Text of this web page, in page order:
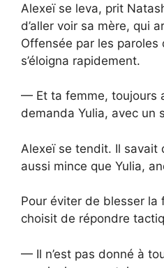
Alexeï se leva, prit
d’aller voir sa mère, qui
Offensée par les paroles
s’éloigna rapidement.
— Et ta femme, toujours
demanda Yulia, avec un
Alexeï se tendit. Il savait
aussi mince que Yulia,
Pour éviter de blesser la
choisit de répondre
— Il n’est pas donné à